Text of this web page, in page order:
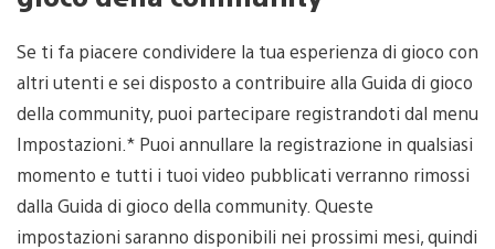
Se ti fa piacere condividere la tua esperienza di gioco con
altri utenti e sei disposto a contribuire alla Guida di gioco
della community, puoi partecipare registrandoti dal menu
Impostazioni.* Puoi annullare la registrazione in qualsiasi
momento e tutti i tuoi video pubblicati verranno rimossi
dalla Guida di gioco della community. Queste
impostazioni saranno disponibili nei prossimi mesi, quindi